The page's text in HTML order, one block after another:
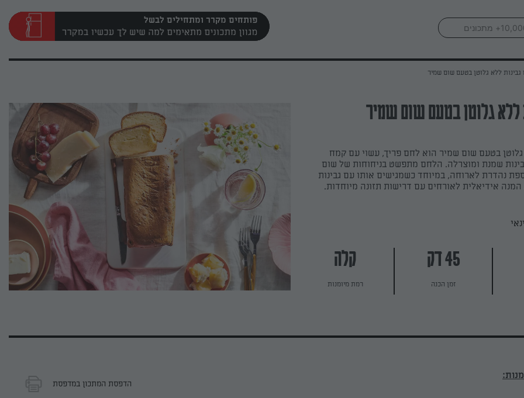
פותחים מקרר ומתחילים לבשל
גבינות ללא גלוטן בטעם שום שמיר
ללא גלוטן בטעם שום שמיר
גלוטן בטעם שום שמיר הוא לחם פריך, עשוי עם קמח
שמנת ומוצרלה. הלחם מתפשט בניחוחות של שום
נהדרת לארוחה, במיוחד כשמגישים אותו עם גבינות
אידיאלית לאורחים עם דרישות תזונה מיוחדות.
45 דק
זמן הכנה
קלה
רמת מיומנות
הדפסת המתכון במדפסת